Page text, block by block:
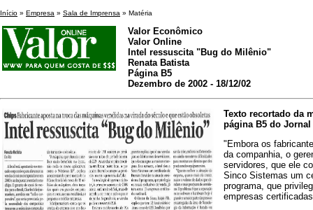
Início » Empresa » Sala de Imprensa » Matéria
Valor Econômico
Valor Online
Intel ressuscita "Bug do Milênio"
Renata Batista
Página B5
Dezembro de 2002 - 18/12/02
Texto recortado da
página B5 do
"Embora os
da companhia, o
servidores, que ele
Sinco Sistemas um
programa, que
empresas